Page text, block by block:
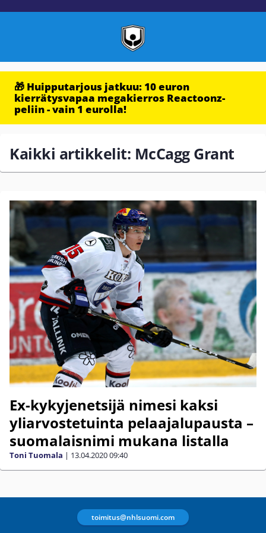
🎁 Huipputarjous jatkuu: 10 euron
kierrätysvapaa megakierros Reactoonz-
peliin - vain 1 eurolla!
Kaikki artikkelit: McCagg Grant
Ex-kykyjenetsijä nimesi kaksi
yliarvostetuinta pelaajalupausta –
suomalaisnimi mukana listalla
Toni Tuomala | 13.04.202009:40
toimitus@nhlsuomi.com